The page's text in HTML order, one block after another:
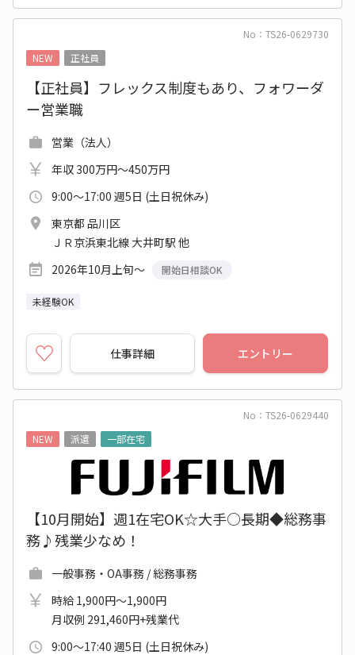
No：TS26-0629730
NEW
正社員
【正社員】フレックス制度もあり、フォワーダ
ー営業職
営業（法人）
年収 300万円～450万円
9:00～17:00 週5日 (土日祝休み)
東京都 品川区
ＪＲ京浜東北線 大井町駅 他
2026年10月上旬～
開始日相談OK
未経験OK
仕事詳細 エントリー
No：TS26-0629440
NEW
派遣 一部在宅
【10月開始】週1在宅OK☆大手○長期◆総務事
務♪残業少なめ！
一般事務・OA事務 / 総務事務
時給 1,900円～1,900円
月収例 291,460円+残業代
9:00～17:40 週5日 (土日祝休み)